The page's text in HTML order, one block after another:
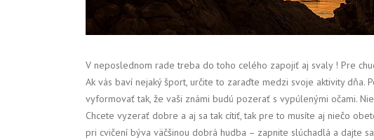
V neposlednom rade treba do toho celého zapojiť aj svaly ! Pre
Ak vás baví nejaký šport, určite to zaraďte medzi svoje aktivity dňa.
vyformovať tak, že vaši známi budú pozerať s vypúlenými očami.
Chcete vyzerať dobre a aj sa tak cítiť, tak pre to musíte aj niečo
pri cvičení býva väčšinou dobrá hudba – zapnite slúchadlá a dajte